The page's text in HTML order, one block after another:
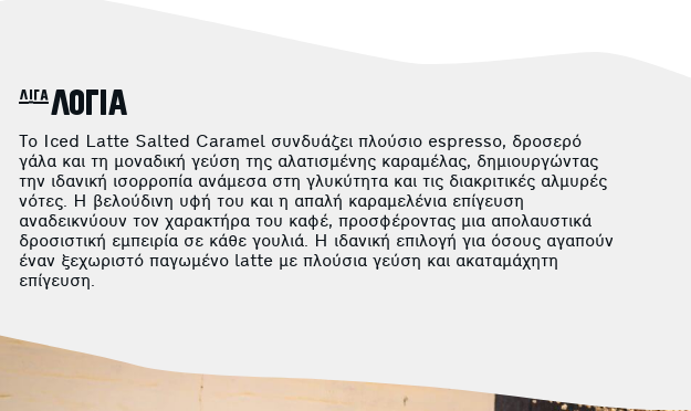
λίγα ΛΟΓΙΑ
Το Iced Latte Salted Caramel συνδυάζει πλούσιο espresso, δροσερό
γάλα και τη μοναδική γεύση της αλατισμένης καραμέλας, δημιουργώντας
την ιδανική ισορροπία ανάμεσα στη γλυκύτητα και τις διακριτικές αλμυρές
νότες. Η βελούδινη υφή του και η απαλή καραμελένια επίγευση
αναδεικνύουν τον χαρακτήρα του καφέ, προσφέροντας μια απολαυστικά
δροσιστική εμπειρία σε κάθε γουλιά. Η ιδανική επιλογή για όσους αγαπούν
έναν ξεχωριστό παγωμένο latte με πλούσια γεύση και ακαταμάχητη
επίγευση.